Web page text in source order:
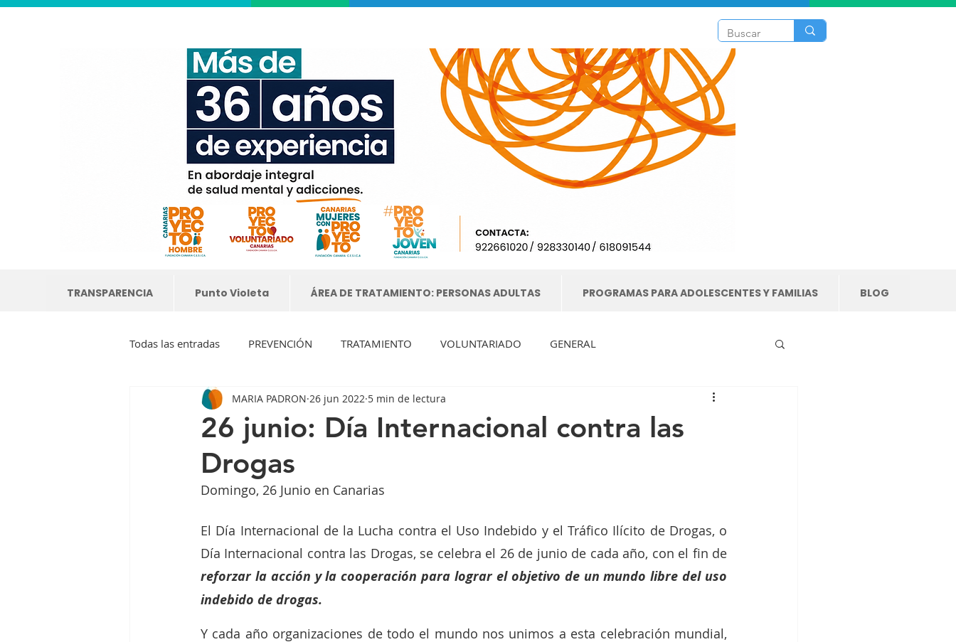
TRANSPARENCIA Punto Violeta ÁREA DE TRATAMIENTO: PERSONAS ADULTAS PROGRAMAS PARA ADOLESCENTES Y FAMILIAS BLOG
Todas las entradas PREVENCIÓN TRATAMIENTO VOLUNTARIADO GENERAL
26 junio: Día Internacional contra las
Drogas
MARIA PADRON 26 jun 2022 5 min de lectura
Domingo, 26 Junio en Canarias
El Día Internacional de la Lucha contra el Uso Indebido y el Tráfico Ilícito de Drogas, o
reforzar la acción y la cooperación para lograr el objetivo de un mundo libre del uso
indebido de drogas.